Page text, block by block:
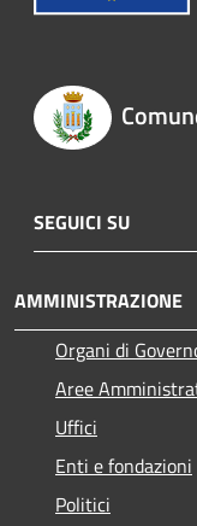
SEGUICI SU
AMMINISTRAZIONE
Organi di
Aree
Uffici
Enti e fondazioni
Politici